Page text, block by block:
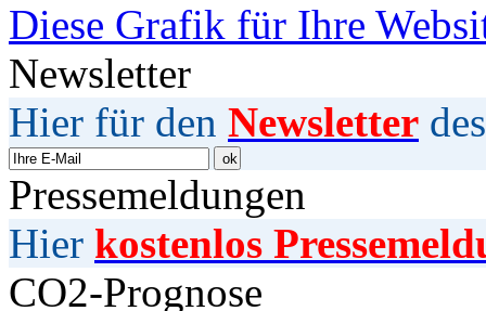
Diese Grafik für Ihre
Newsletter
Hier für den Newsletter
Pressemeldungen
Hier kostenlos
CO2-Prognose